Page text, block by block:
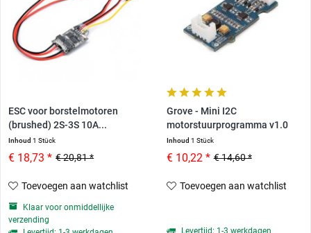
ESC voor borstelmotoren
(brushed) 2S-3S 10A...
Inhoud1 Stück
€ 20,81 *
€ 18,73 *
Toevoegen aan watchlist
Klaar voor onmiddellijke
verzending
Grove - Mini I2C
motorstuurprogramma v1.0
Inhoud 1 Stück
€ 14,60 *
€ 10,22 *
Toevoegen aan watchlist
Levertijd: 1-3 werkdagen